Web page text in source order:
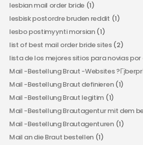
lesbian mail order bride (1)
lesbisk postordre bruden reddit (1)
lesbo postimyynti morsian(1)
list of best mail order bride sites(2)
lista de los mejores sitios para novias
Mail -Bestellung Braut -Websites
Mail -Bestellung Braut definieren(1)
Mail -Bestellung Braut legitim (1)
Mail -Bestellung Brautagentur mit dem
Mail -Bestellung Brautagenturen(1)
Mail an die Braut bestellen (1)